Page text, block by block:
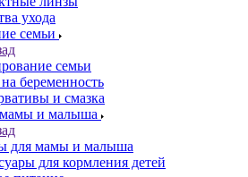
ухода
семьи
семьи
беременность
и смазка
и малыша
для мамы и малыша
для кормления детей